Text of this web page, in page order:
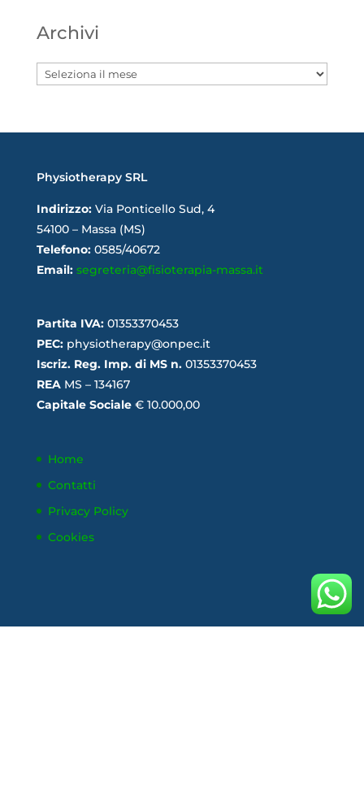
Archivi
Archivi
Physiotherapy SRL
Indirizzo:Via Ponticello Sud, 4
54100 – Massa (MS)
Telefono:0585/40672
Email: segreteria@fisioterapia-massa.it
Partita IVA:01353370453
PEC:physiotherapy@onpec.it
Iscriz. Reg. Imp. di MS n.01353370453
REAMS – 134167
Capitale Sociale€ 10.000,00
Home
Contatti
Privacy Policy
Cookies